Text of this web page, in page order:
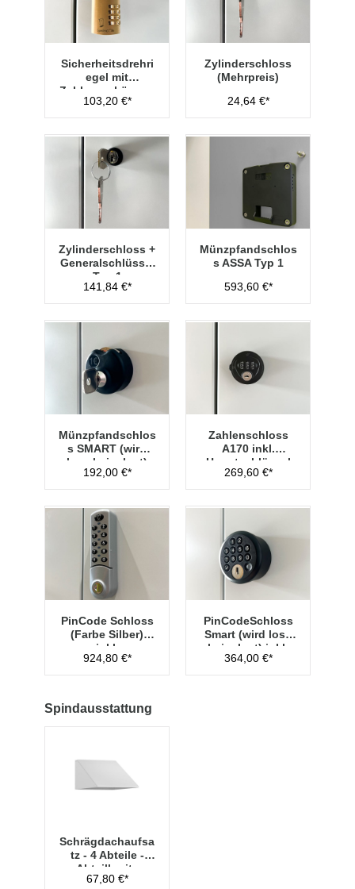
Sicherheitsdrehri
egel mit
Zahlenvorhänges
chloss Typ 1
103,20 €*
Zylinderschloss
(Mehrpreis)
24,64 €*
Zylinderschloss +
Generalschlüssel
Typ 1
141,84 €*
Münzpfandschlos
s ASSA Typ 1
593,60 €*
Münzpfandschlos
s SMART (wird
lose beigelegt)
192,00 €*
Zahlenschloss
A170 inkl.
Hauptschlüssel
Typ 1
269,60 €*
PinCode Schloss
(Farbe Silber)
inkl.
Hauptschlüssel
Typ 1
924,80 €*
PinCodeSchloss
Smart (wird lose
beigelegt) inkl.
Managementschl
üssel
364,00 €*
Spindausstattung
Schrägdachaufsa
tz - 4 Abteile -
Abteilbreite
300mm
67,80 €*